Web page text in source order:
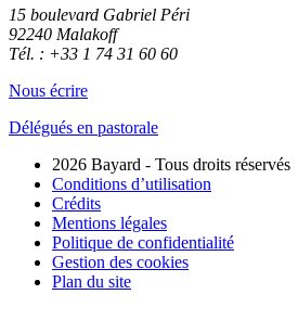
15 boulevard Gabriel Péri
92240 Malakoff
Tél. : +33 1 74 31 60 60
Nous écrire
Délégués en pastorale
2026 Bayard - Tous droits réservés
Conditions d’utilisation
Crédits
Mentions légales
Politique de confidentialité
Gestion des cookies
Plan du site